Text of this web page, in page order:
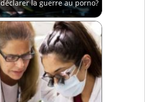
déclarer la guerre au porno?